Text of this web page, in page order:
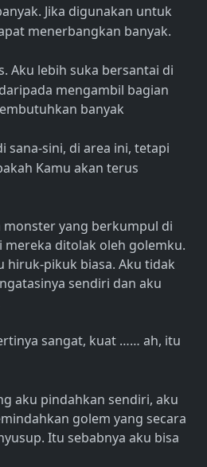
Jika digunakan untuk
menerbangkan banyak.
Aku lebih suka bersantai di
mengambil bagian
banyak
sana-sini, di area ini, tetapi
Kamu akan terus
monster yang berkumpul di
ditolak oleh golemku.
hiruk-pikuk biasa. Aku tidak
sendiri dan aku
sangat, kuat …… ah, itu
aku pindahkan sendiri, aku
golem yang secara
Itu sebabnya aku bisa